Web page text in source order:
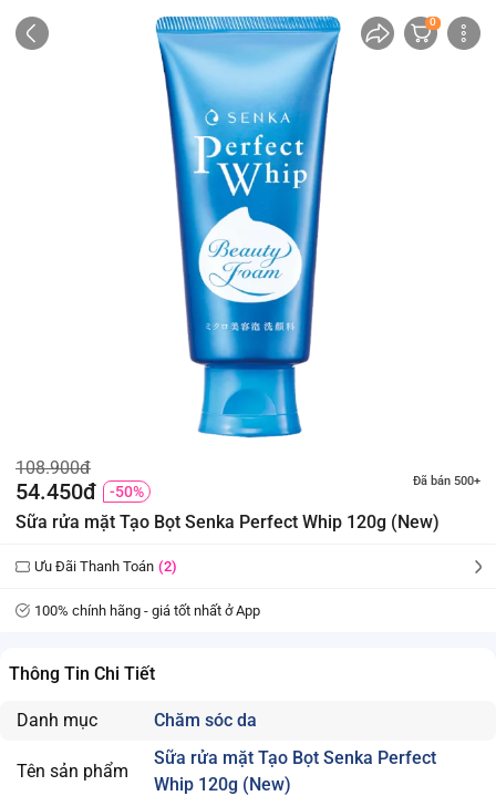
0
108.900đ
54.450đ -50%
Đã bán 500+
Sữa rửa mặt Tạo Bọt Senka Perfect Whip 120g (New)
Ưu Đãi Thanh Toán (2)
100% chính hãng - giá tốt nhất ở App
Thông Tin Chi Tiết
Danh mục Chăm sóc da
Tên sản phẩm
Sữa rửa mặt Tạo Bọt Senka Perfect
Whip 120g (New)